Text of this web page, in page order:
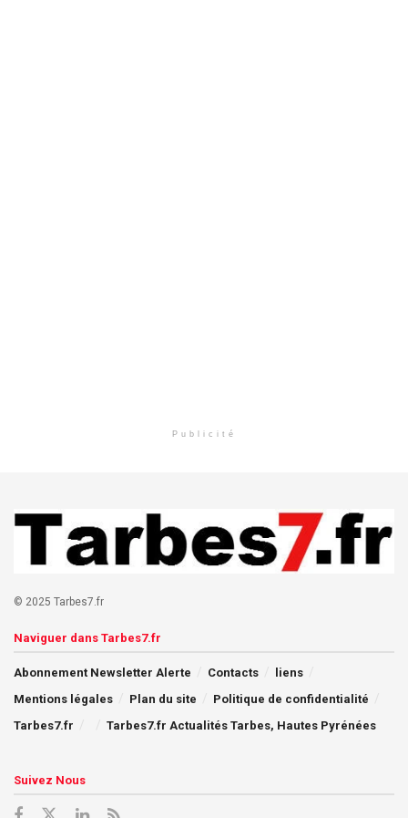
Publicité
© 2025 Tarbes7.fr
Naviguer dans Tarbes7.fr
Abonnement Newsletter Alerte Contacts
liens
Mentions légales
Plan du site
Politique de confidentialité
Tarbes7.fr
Tarbes7.fr Actualités Tarbes, Hautes Pyrénées
Suivez Nous